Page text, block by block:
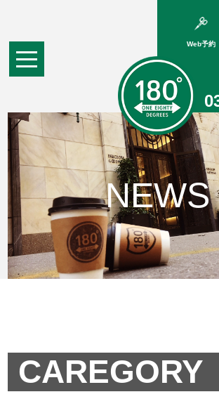
Web予約
NEWS
CAREGORY